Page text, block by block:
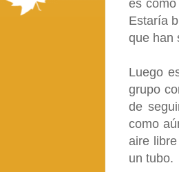
es
Estaría
que han
Luego
grupo
de
como
aire
un tubo.